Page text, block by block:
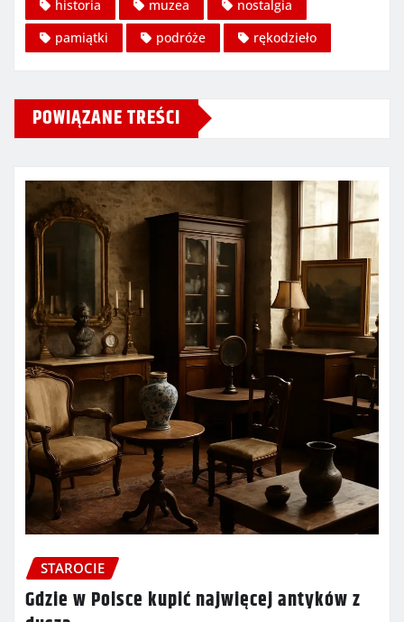
historia
muzea
nostalgia
pamiątki
podróże rękodzieło
POWIĄZANE TREŚCI
STAROCIE
Gdzie w Polsce kupić najwięcej antyków z